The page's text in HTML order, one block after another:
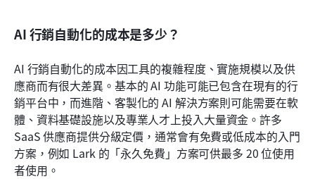
AI 行銷自動化的成本是多少？
AI 行銷自動化的成本因工具的複雜程度、實施規模以及供
應商而有很大差異。基本的 AI 功能可能已包含在現有的行
銷平台中，而進階、客製化的 AI 解決方案則可能需要在軟
體、資料基礎設施以及專業人才上投入大量資金。許多
SaaS 供應商提供分級定價，通常會有免費或低成本的入門
方案，例如 Lark 的「永久免費」方案可供最多 20 位使用
者使用。